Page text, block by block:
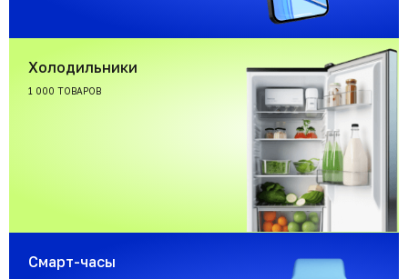
Холодильники
1 000 ТОВАРОВ
Смарт-часы